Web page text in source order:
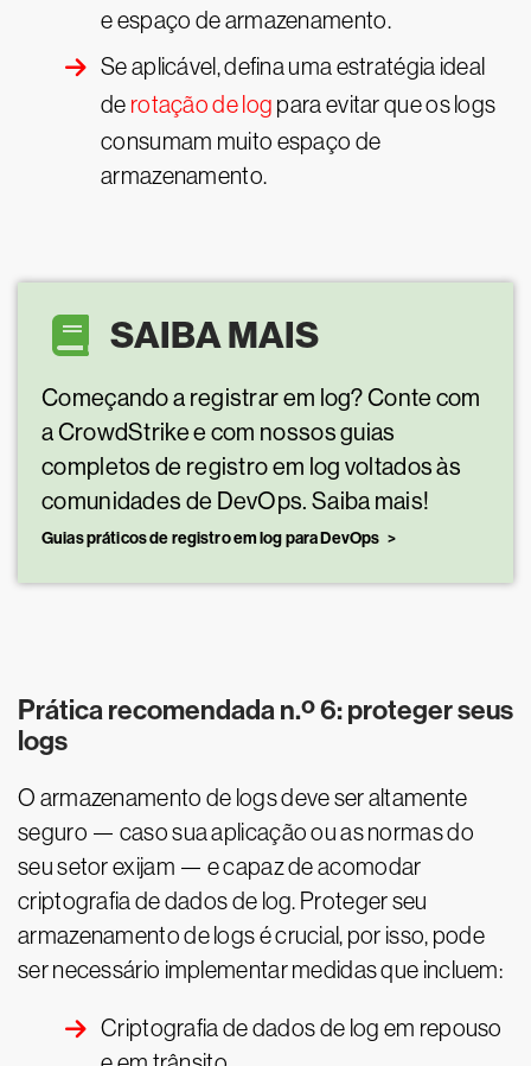
e espaço de armazenamento.
Se aplicável, defina uma estratégia ideal
de rotação de log para evitar que os logs
consumam muito espaço de
armazenamento.
SAIBA MAIS
Começando a registrar em log? Conte com
a CrowdStrike e com nossos guias
completos de registro em log voltados às
comunidades de DevOps. Saiba mais!
Guias práticos de registro em log para DevOps
Prática recomendada n.º 6: proteger seus
logs
O armazenamento de logs deve ser altamente
seguro — caso sua aplicação ou as normas do
seu setor exijam — e capaz de acomodar
criptografia de dados de log. Proteger seu
armazenamento de logs é crucial, por isso, pode
ser necessário implementar medidas que incluem:
Criptografia de dados de log em repouso